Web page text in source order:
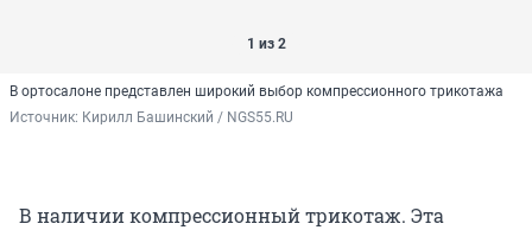
1 из 2
В ортосалоне представлен широкий выбор компрессионного трикотажа
Источник: Кирилл Башинский / NGS55.RU
В наличии компрессионный трикотаж. Эта